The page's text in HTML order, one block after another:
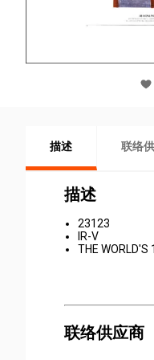
描述 联络
描述
23123
IR-V
THE WORLD'S
联络供应商